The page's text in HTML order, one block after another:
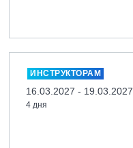
ИНСТРУКТОРАМ
16.03.2027 - 19.03.2027
4 дня